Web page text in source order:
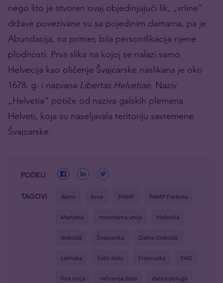
nego što je stvoren ovaj objedinjujući lik, „vrline“
države povezivane su sa pojedinim damama, pa je
Abundacija, na primer, bila personifikacija njene
plodnosti. Prva slika na kojoj se nalazi samo
Helvecija kao oličenje Švajcarske naslikana je oko
1678. g. i nazvana Libertas Helvetiae. Naziv
„Helvetia“ potiče od naziva galskih plemena
Helveti, koja su naseljavala teritoriju savremene
Švajcarske.
PODELI
TAGOVI dame žene PAMP PAMP Fortuna
Marijana monetarna unija Helvetia
sloboda Švajcarska Dama Sloboda
Latinska čisto zlato Francuska SAD
fina unca rafinerija zlata zlatna poluga